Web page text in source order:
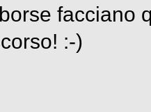
facciano
:-)